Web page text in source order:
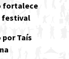
fortalece
festival
Taís